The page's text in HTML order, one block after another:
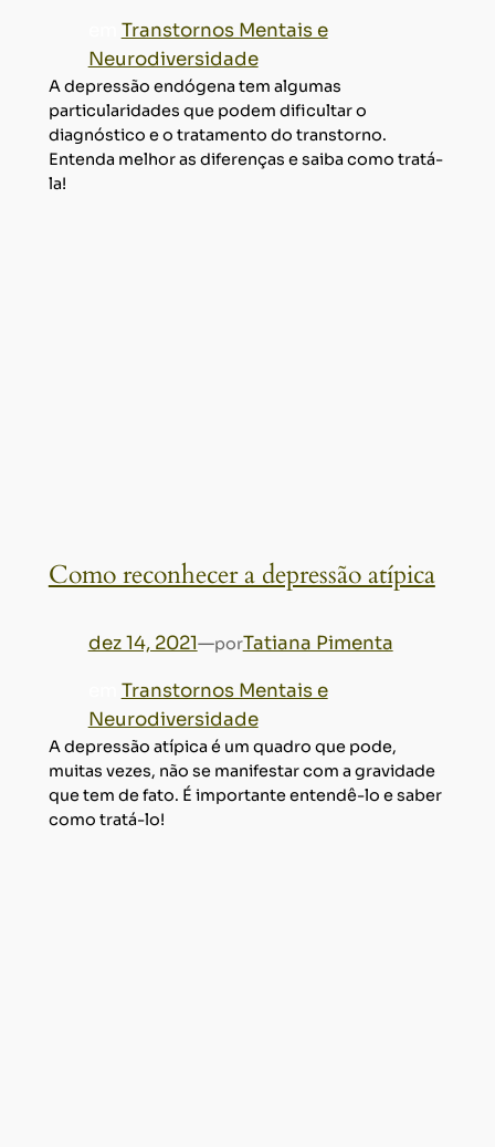
Transtornos Mentais e
Neurodiversidade
A depressão endógena tem algumas
particularidades que podem dificultar o
diagnóstico e o tratamento do transtorno.
Entenda melhor as diferenças e saiba como tratá-
la!
Como reconhecer a depressão atípica
dez 14, 2021—porTatiana Pimenta
Transtornos Mentais e
Neurodiversidade
A depressão atípica é um quadro que pode,
muitas vezes, não se manifestar com a gravidade
que tem de fato. É importante entendê-lo e saber
como tratá-lo!